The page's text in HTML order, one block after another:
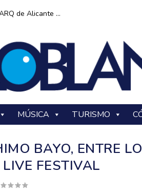
de Alicante ...
MÚSICA TURISMO
BAYO, ENTRE
FESTIVAL